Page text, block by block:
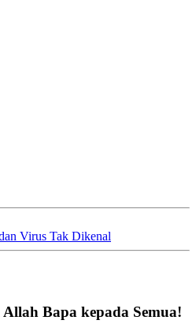
Virus Tak Dikenal
Bapa kepada Semua!